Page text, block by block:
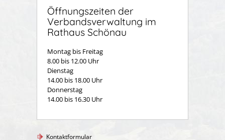
Öffnungszeiten der
Verbandsverwaltung im
Rathaus Schönau
Montag bis Freitag
8.00 bis 12.00 Uhr
Dienstag
14.00 bis 18.00 Uhr
Donnerstag
14.00 bis 16.30 Uhr
Kontaktformular